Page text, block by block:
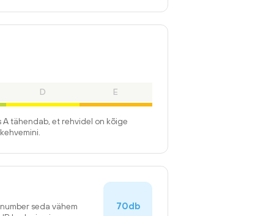
D E
tähendab, et rehvidel on kõige
seda vähem
70db